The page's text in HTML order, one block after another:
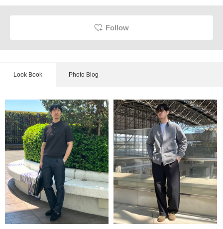
Follow
Look Book Photo Blog